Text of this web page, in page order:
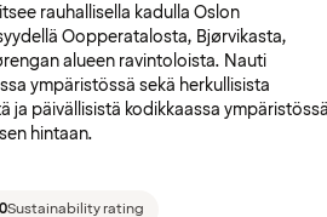
rauhallisella kadulla Oslon
Oopperatalosta, Bjørvikasta,
alueen ravintoloista. Nauti
ympäristössä sekä herkullisista
ja päivällisistä kodikkaassa
hintaan.
Sustainability rating